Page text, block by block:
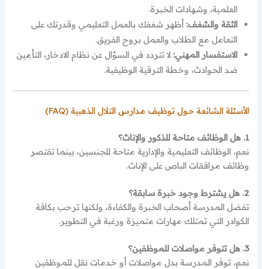
العلمية، وشهادات الخبرة.
الثقة والشغف: أظهر شغفك بالعمل التعليمي وقدرتك على
التعامل مع الطلاب والعمل بروح الفريق.
الاستفسار المهني: لا تتردد في السؤال عن نظام الادخار، التأمين
ضد الحوادث، وخطة الترقية الوظيفية.
الأسئلة الشائعة حول توظيف مدارس التلال الذهبية (FAQ)
1. هل الوظائف متاحة للذكور والإناث؟
نعم، الوظائف التعليمية والإدارية متاحة للجنسين، بينما تقتصر
وظائف مرافقات الباص على الإناث.
2. هل يشترط وجود خبرة سابقة؟
تفضل المدرسة أصحاب الخبرة والكفاءة، ولكنها ترحب بكافة
الكوادر التي تمتلك مهارات متميزة ورغبة في التطوير.
3. هل تتوفر مواصلات للموظفين؟
نعم، توفر المدرسة بدل مواصلات أو خدمات نقل للموظفين